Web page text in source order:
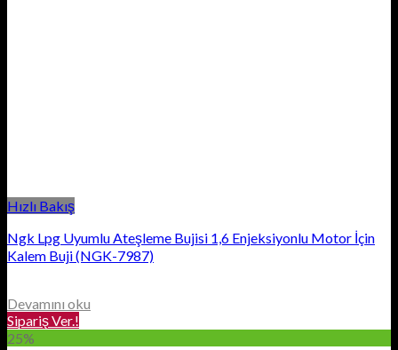
Hızlı Bakış
Ngk Lpg Uyumlu Ateşleme Bujisi 1,6 Enjeksiyonlu Motor İçin
Kalem Buji (NGK-7987)
Devamını oku
Sipariş Ver.!
25%